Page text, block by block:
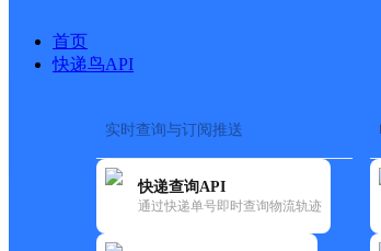
首页
快递鸟API
实时查询与订阅推送
快递查询API
通过快递单号即时查询物流轨迹
快递大全 > 快递网点
快递大全 快运大全